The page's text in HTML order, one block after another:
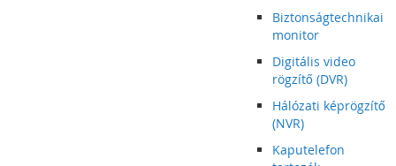
Biztonságtechnikai
monitor
Digitális video
rögzítő (DVR)
Hálózati képrögzítő
(NVR)
Kaputelefon